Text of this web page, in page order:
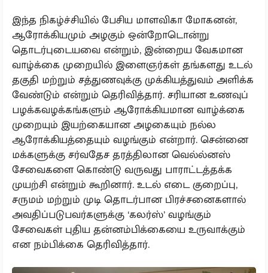
இந்த நிகழ்ச்சியில் பேசிய மாளவிகா மோகனன்,
ஆரோக்கியமும் அழகும் ஒன்றோடொன்று
தொடர்புடையவை என்றும், இன்றைய வேகமான
வாழ்க்கை முறையில் இளைஞர்கள் தங்களது உடல்
தகுதி மற்றும் சத்துணவுக்கு முக்கியத்துவம் அளிக்க
வேண்டும் என்றும் தெரிவித்தார். சரியான உணவுப்
பழக்கவழக்கங்களும் ஆரோக்கியமான வாழ்க்கை
முறையும் இயற்கையான அழகையும் நல்ல
ஆரோக்கியத்தையும் வழங்கும் என்றார். சென்னை
மக்களுக்கு சர்வதேச தரத்திலான வெல்ல்னஸ்
சேவைகளை கொண்டு வருவது பாராட்டத்தக்க
முயற்சி என்றும் கூறினார். உடல் எடை குறைப்பு,
சருமம் மற்றும் முடி தொடர்பான பிரச்சனைகளால்
அவதிப்படுபவர்களுக்கு ‘கலர்ஸ்’ வழங்கும்
சேவைகள் புதிய தன்னம்பிக்கையை உருவாக்கும்
என நம்பிக்கை தெரிவித்தார்.